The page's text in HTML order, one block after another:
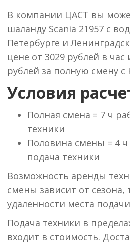
В компании ЦАСТ вы
шаланду Scania 21957 с
Петербурге и
цене от 3029 рублей в час
рублей за полную смену с
Условия
Полная смена = 7 ч
техники
Половина смены = 4 ч
подача техники
Возможность аренды
смены зависит от сезона,
удаленности места
Подача техники в
входит в стоимость.